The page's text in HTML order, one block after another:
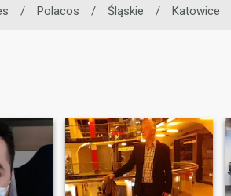
/ Polacos / Śląskie / Katowice